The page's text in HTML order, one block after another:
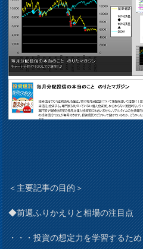
＜主要記事の目的＞
◆前週ふりかえりと相場の注目点
・・・投資の想定力を学習するため